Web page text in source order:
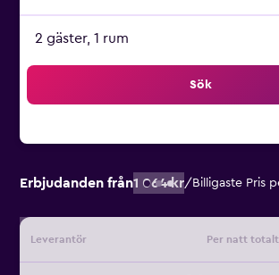
2 gäster, 1 rum
Sök
Erbjudanden från1 064 kr/ Billigaste Pris
Leverantör Per natt totalt